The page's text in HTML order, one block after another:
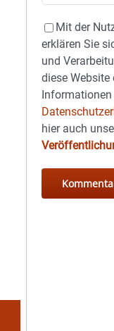
Mit der
erklären Sie
und
diese Website
hier auch